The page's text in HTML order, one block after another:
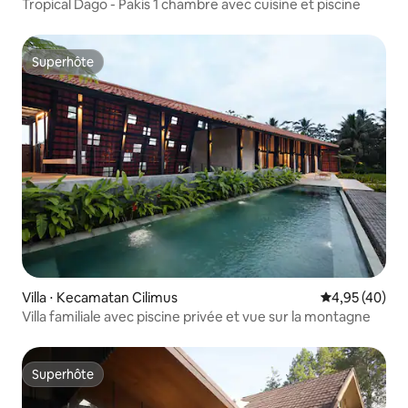
Tropical Dago - Pakis 1 chambre avec cuisine et piscine
Superhôte
Superhôte
Villa ⋅ Kecamatan Cilimus Évaluation
4,95 (40)
Villa familiale avec piscine privée et vue sur la montagne
Superhôte
Superhôte